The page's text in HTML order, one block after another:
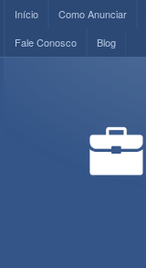
Início Como Anunciar
Fale Conosco
Blog